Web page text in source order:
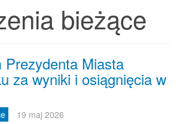
bieżące
Prezydenta Miasta
za wyniki i osiągnięcia w
19 maj 2026